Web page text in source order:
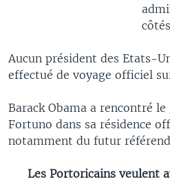
Aucun président des Etats-
effectué de voyage officiel
Barack Obama a rencontré
Fortuno dans sa résidence
notamment du futur
Les Portoricains veulent